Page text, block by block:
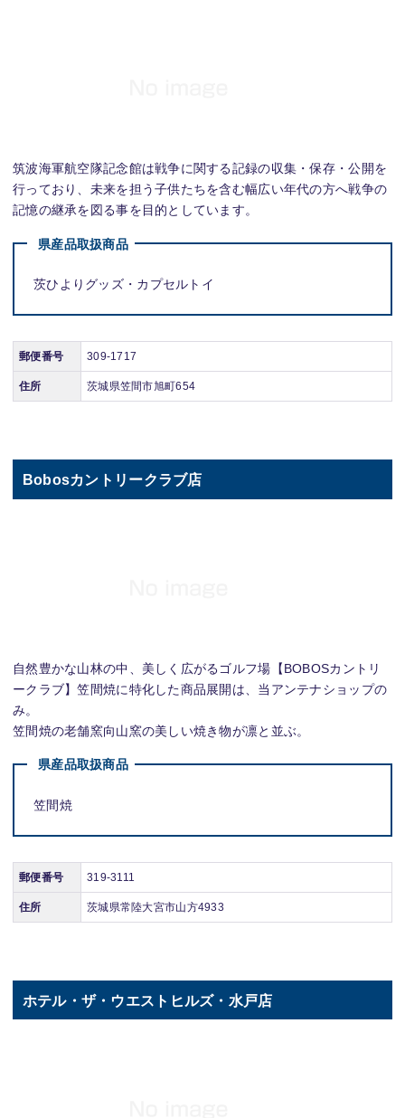
筑波海軍航空隊記念館は戦争に関する記録の収集・保存・公開を
行っており、未来を担う子供たちを含む幅広い年代の方へ戦争の
記憶の継承を図る事を目的としています。
県産品取扱商品
茨ひよりグッズ・カプセルトイ
郵便番号 309-1717
住所 茨城県笠間市旭町654
Bobosカントリークラブ店
自然豊かな山林の中、美しく広がるゴルフ場【BOBOSカントリ
ークラブ】笠間焼に特化した商品展開は、当アンテナショップの
み。
笠間焼の老舗窯向山窯の美しい焼き物が凛と並ぶ。
県産品取扱商品
笠間焼
郵便番号 319-3111
住所 茨城県常陸大宮市山方4933
ホテル・ザ・ウエストヒルズ・水戸店